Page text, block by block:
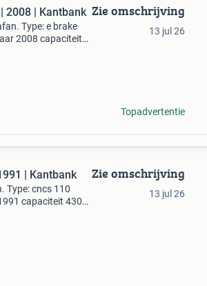
2008 | Kantbank
Type: e brake
2008 capaciteit
Zie omschrijving
13 jul 26
Topadvertentie
| Kantbank
Type: cncs 110
capaciteit 4300
Zie omschrijving
13 jul 26